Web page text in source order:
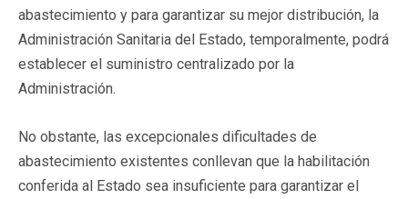
abastecimiento y para garantizar su mejor distribución, la
Administración Sanitaria del Estado, temporalmente, podrá
establecer el suministro centralizado por la
Administración.
No obstante, las excepcionales dificultades de
abastecimiento existentes conllevan que la habilitación
conferida al Estado sea insuficiente para garantizar el